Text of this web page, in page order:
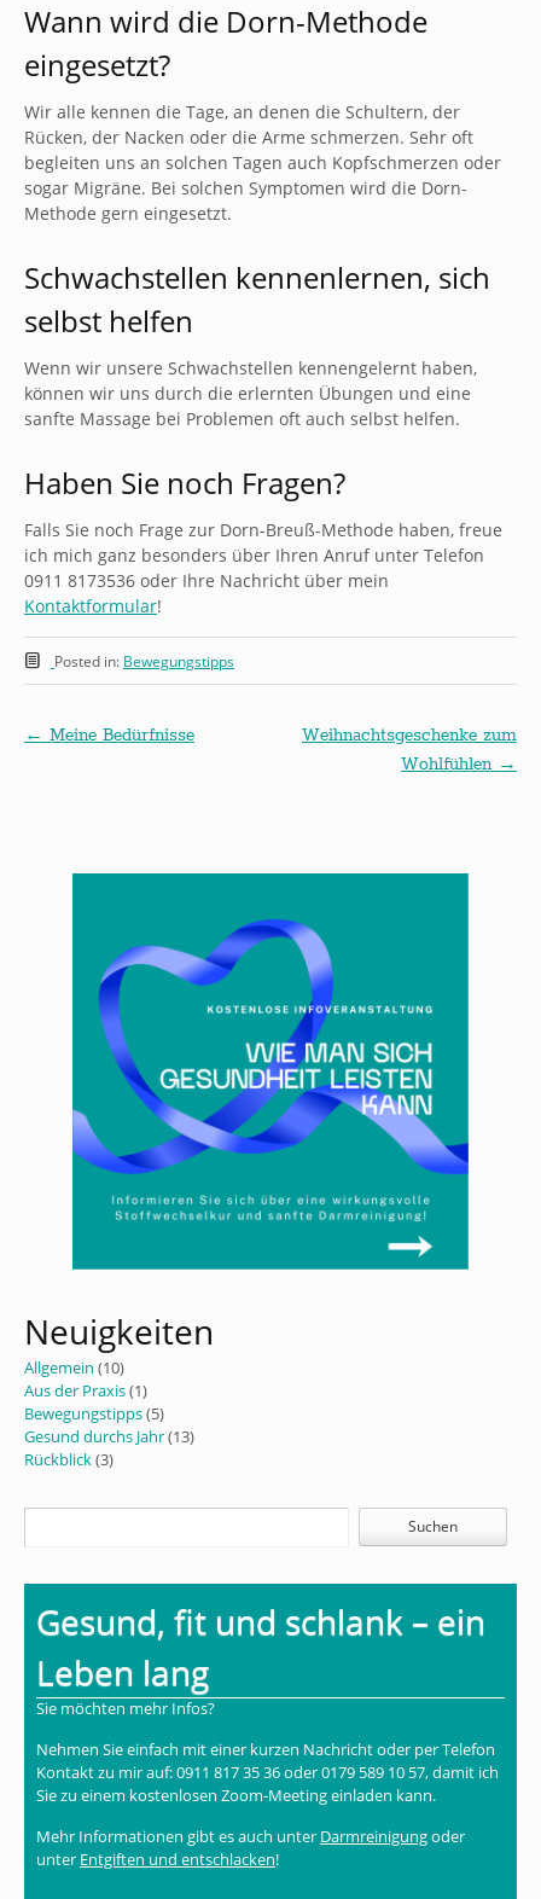
Wann wird die Dorn-Methode
eingesetzt?
Wir alle kennen die Tage, an denen die Schultern, der
Rücken, der Nacken oder die Arme schmerzen. Sehr oft
begleiten uns an solchen Tagen auch Kopfschmerzen oder
sogar Migräne. Bei solchen Symptomen wird die Dorn-
Methode gern eingesetzt.
Schwachstellen kennenlernen, sich
selbst helfen
Wenn wir unsere Schwachstellen kennengelernt haben,
können wir uns durch die erlernten Übungen und eine
sanfte Massage bei Problemen oft auch selbst helfen.
Haben Sie noch Fragen?
Falls Sie noch Frage zur Dorn-Breuß-Methode haben, freue
ich mich ganz besonders über Ihren Anruf unter Telefon
0911 8173536 oder Ihre Nachricht über mein
Kontaktformular!
Posted in: Bewegungstipps
← Meine Bedürfnisse
Weihnachtsgeschenke zum
Wohlfühlen →
Neuigkeiten
Allgemein (10)
Aus der Praxis(1)
Bewegungstipps(5)
Gesund durchs Jahr(13)
Rückblick(3)
Gesund, fit und schlank – ein
Leben lang
Sie möchten mehr Infos?
Nehmen Sie einfach mit einer kurzen Nachricht oder per Telefon
Kontakt zu mir auf: 0911 817 35 36 oder 0179 589 10 57, damit ich
Sie zu einem kostenlosen Zoom-Meeting einladen kann.
Mehr Informationen gibt es auch unter Darmreinigungoder
unter Entgiften und entschlacken!